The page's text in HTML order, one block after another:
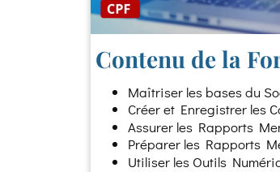
Contenu de la
Maîtriser les bases du
Créer et Enregistrer les
Assurer les Rapports
Préparer les Rapports
Utiliser les Outils